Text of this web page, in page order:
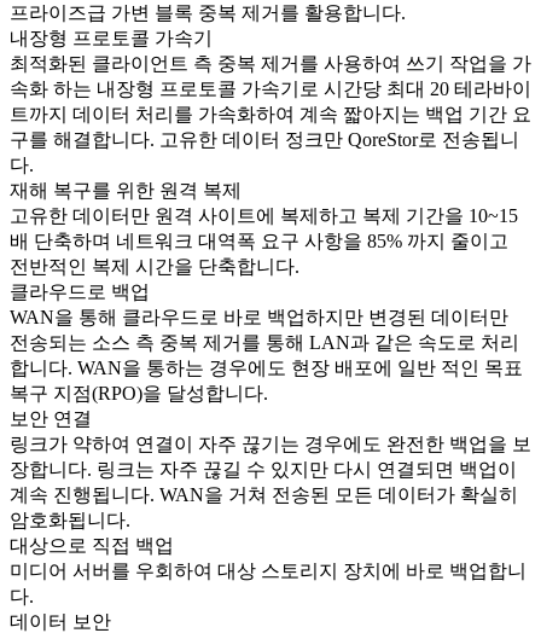
프라이즈급 가변 블록 중복 제거를 활용합니다.
내장형 프로토콜 가속기
최적화된 클라이언트 측 중복 제거를 사용하여 쓰기 작업을 가
속화 하는 내장형 프로토콜 가속기로 시간당 최대 20 테라바이
트까지 데이터 처리를 가속화하여 계속 짧아지는 백업 기간 요
구를 해결합니다. 고유한 데이터 정크만 QoreStor로 전송됩니
다.
재해 복구를 위한 원격 복제
고유한 데이터만 원격 사이트에 복제하고 복제 기간을 10~15
배 단축하며 네트워크 대역폭 요구 사항을 85% 까지 줄이고
전반적인 복제 시간을 단축합니다.
클라우드로 백업
WAN을 통해 클라우드로 바로 백업하지만 변경된 데이터만
전송되는 소스 측 중복 제거를 통해 LAN과 같은 속도로 처리
합니다. WAN을 통하는 경우에도 현장 배포에 일반 적인 목표
복구 지점(RPO)을 달성합니다.
보안 연결
링크가 약하여 연결이 자주 끊기는 경우에도 완전한 백업을 보
장합니다. 링크는 자주 끊길 수 있지만 다시 연결되면 백업이
계속 진행됩니다. WAN을 거쳐 전송된 모든 데이터가 확실히
암호화됩니다.
대상으로 직접 백업
미디어 서버를 우회하여 대상 스토리지 장치에 바로 백업합니
다.
데이터 보안